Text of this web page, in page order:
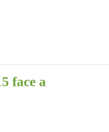
face a